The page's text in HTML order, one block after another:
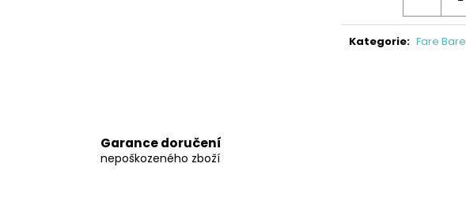
Kategorie: Fare Bare
Garance doručení
nepoškozeného zboží
BEDA BFN 170010/SD/W/NL BEN
1 590 Kč